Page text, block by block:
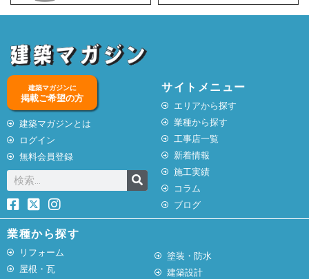
建築マガジンに
掲載ご希望の方
建築マガジンとは
ログイン
無料会員登録
サイトメニュー
エリアから探す
業種から探す
工事店一覧
新着情報
施工実績
コラム
ブログ
業種から探す
リフォーム
屋根・瓦
塗装・防水
建築設計